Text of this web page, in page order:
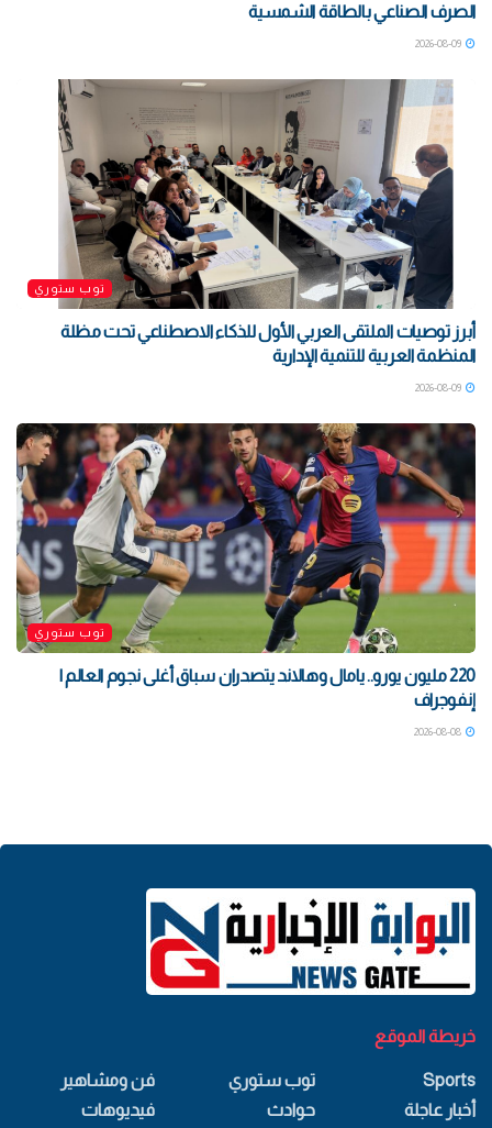
الصرف الصناعي بالطاقة الشمسية
توب ستوري
أبرز توصيات الملتقى العربي الأول للذكاء الاصطناعي تحت مظلة
المنظمة العربية للتنمية الإدارية
توب ستوري
220 مليون يورو.. يامال وهالاند يتصدران سباق أغلى نجوم العالم |
إنفوجراف
خريطة الموقع
Sports
أخبار عاجلة
توب ستوري
حوادث
فن ومشاهير
فيديوهات